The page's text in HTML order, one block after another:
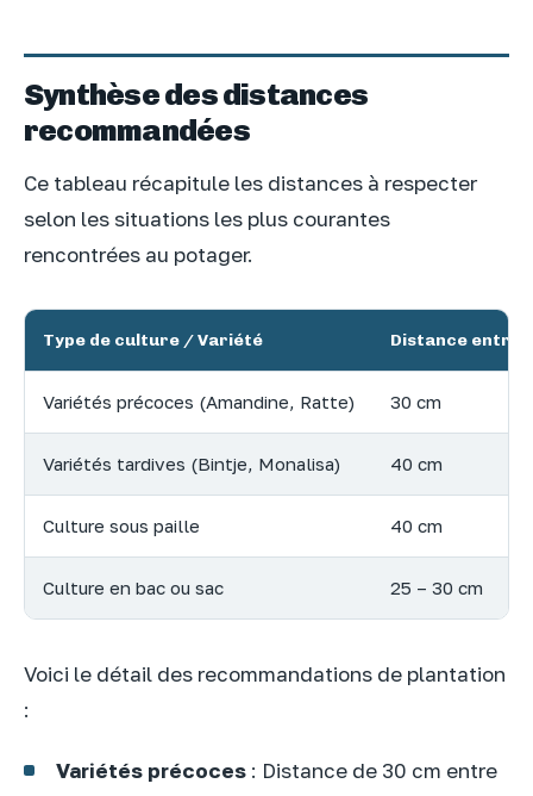
Synthèse des distances
recommandées
Ce tableau récapitule les distances à respecter
selon les situations les plus courantes
rencontrées au potager.
Type de culture / Variété Distance entre
Variétés précoces (Amandine, Ratte) 30 cm
Variétés tardives (Bintje, Monalisa) 40 cm
Culture sous paille 40 cm
Culture en bac ou sac 25 – 30 cm
Voici le détail des recommandations de plantation
:
Variétés précoces : Distance de 30 cm entre